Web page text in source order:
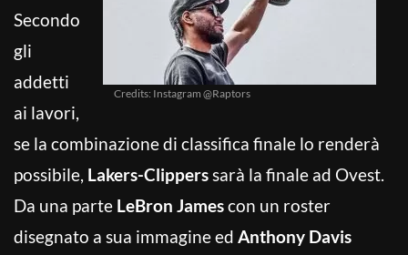
Credits: Instagram @Raptors
Secondo
gli
addetti
ai lavori,
se la combinazione di classifica finale lo renderà
possibile, Lakers-Clipperssarà la finale ad Ovest.
Da una parte LeBron Jamescon un roster
disegnato a sua immagine ed Anthony Davis